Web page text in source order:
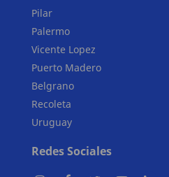
Pilar
Palermo
Vicente Lopez
Puerto Madero
Belgrano
Recoleta
Uruguay
Redes Sociales